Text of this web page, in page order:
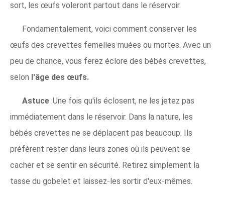
sort, les œufs voleront partout dans le réservoir.
Fondamentalement, voici comment conserver les
œufs des crevettes femelles muées ou mortes. Avec un
peu de chance, vous ferez éclore des bébés crevettes,
selon l'âge des œufs.
Astuce :Une fois qu'ils éclosent, ne les jetez pas
immédiatement dans le réservoir. Dans la nature, les
bébés crevettes ne se déplacent pas beaucoup. Ils
préfèrent rester dans leurs zones où ils peuvent se
cacher et se sentir en sécurité. Retirez simplement la
tasse du gobelet et laissez-les sortir d'eux-mêmes.